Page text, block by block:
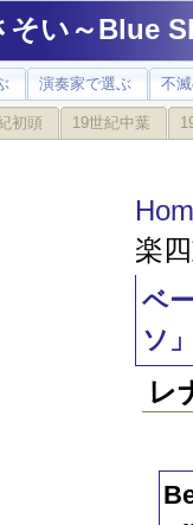
そい～Blue
演奏家で選ぶ 不
初頭 19世紀中葉
楽
ベ
ソ
レ